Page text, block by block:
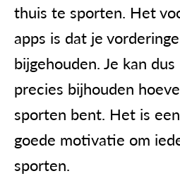
thuis te sporten. Het
apps is dat je
bijgehouden. Je kan
precies bijhouden
sporten bent. Het is
goede motivatie om
sporten.